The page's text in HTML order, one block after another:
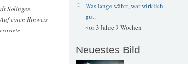
Solingen.
einen Hinweis
Was lange währt, war wirklich
gut.
vor 3 Jahre 9 Wochen
Neuestes Bild